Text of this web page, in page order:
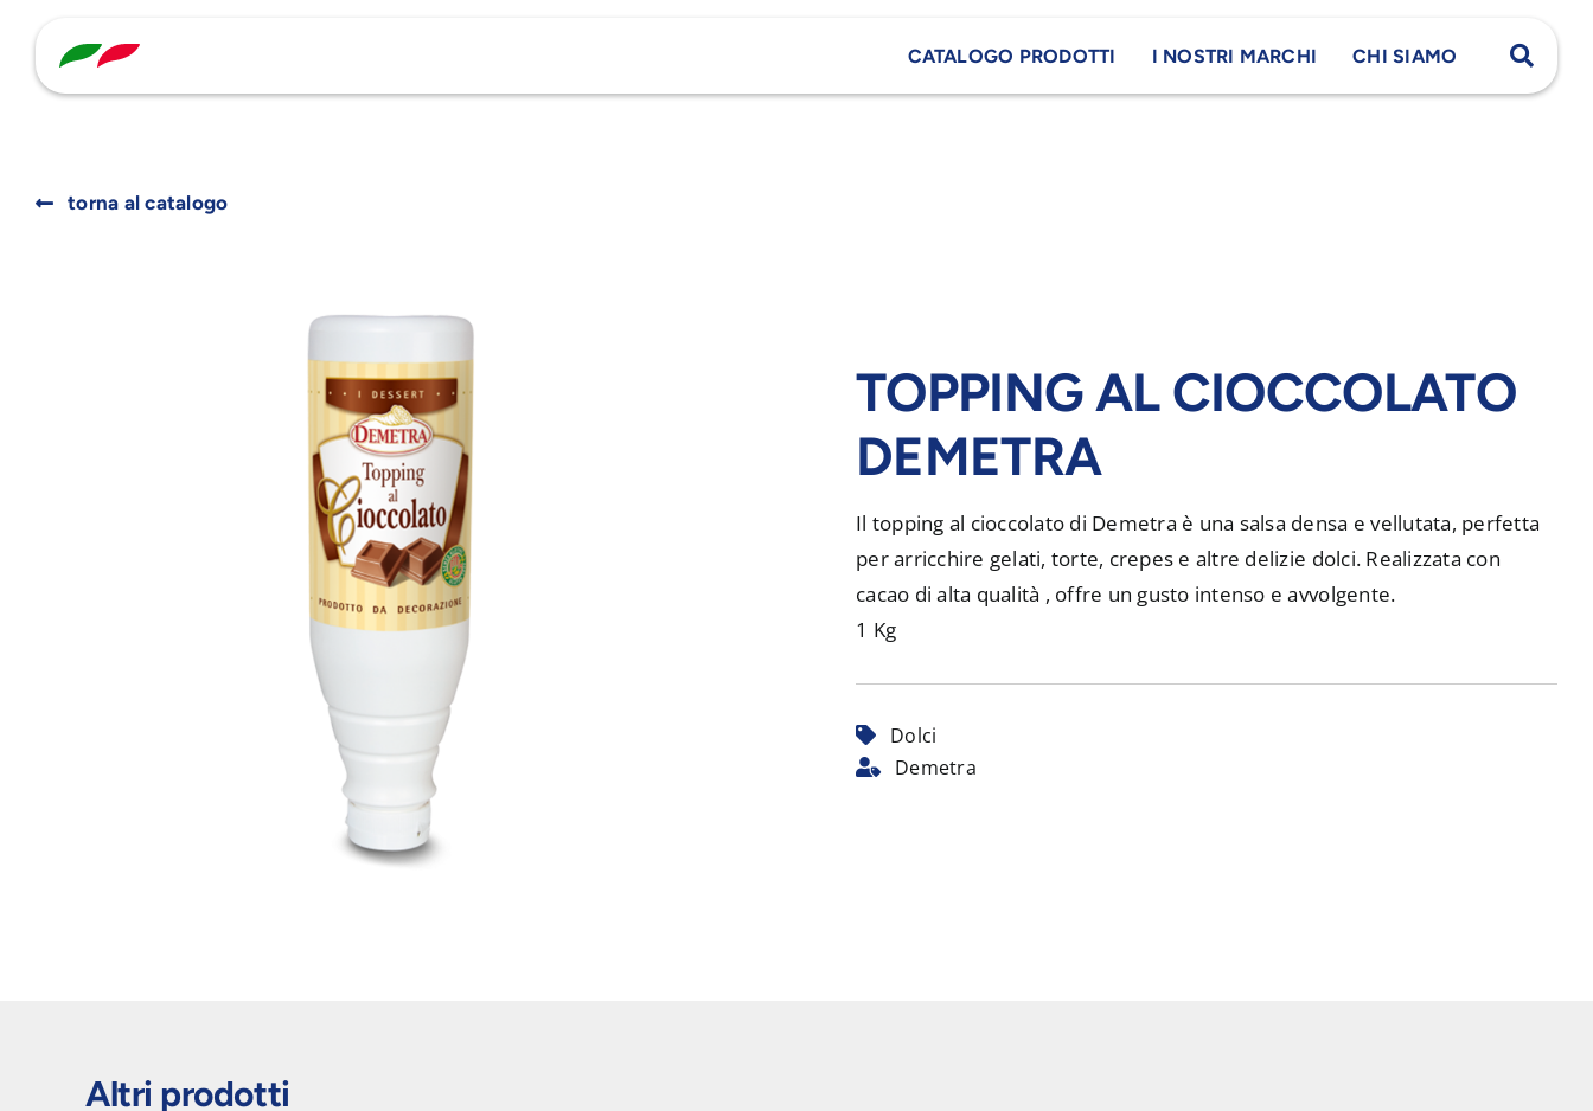
content
CATALOGO PRODOTTI I NOSTRI MARCHI CHI SIAMO
torna al catalogo
TOPPING AL CIOCCOLATO
DEMETRA
Il topping al cioccolato di Demetra è una salsa densa e vellutata, perfetta
per arricchire gelati, torte, crepes e altre delizie dolci. Realizzata con
cacao di alta qualità , offre un gusto intenso e avvolgente.
1 Kg
Dolci
Demetra
Altri prodotti